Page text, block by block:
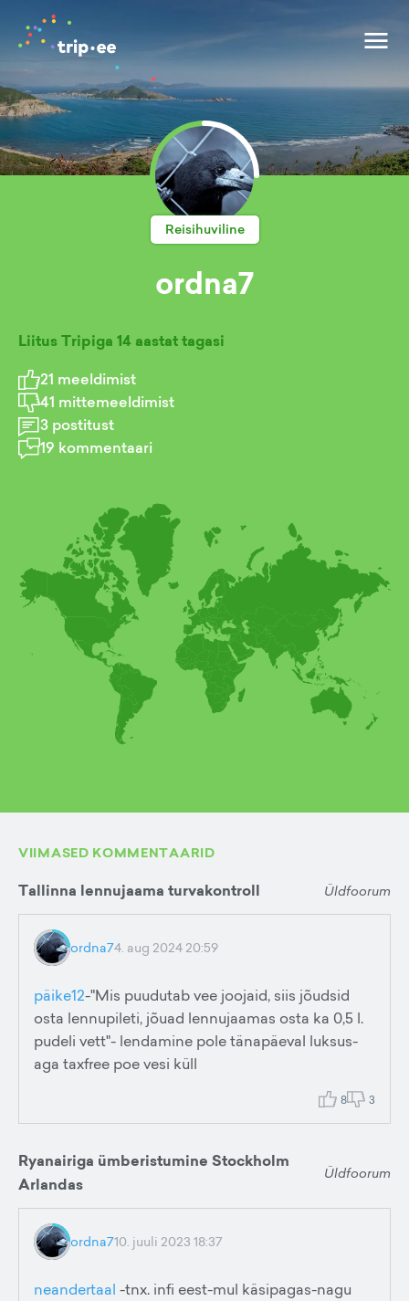
Reisihuviline
ordna7
Liitus Tripiga 14 aastat tagasi
21 meeldimist
41 mittemeeldimist
3 postitust
19 kommentaari
VIIMASED KOMMENTAARID
Tallinna lennujaama turvakontroll Üldfoorum
ordna74. aug 2024 20:59
päike12-"Mis puudutab vee joojaid, siis jõudsid
osta lennupileti, jõuad lennujaamas osta ka 0,5 l.
pudeli vett"- lendamine pole tänapäeval luksus-
aga taxfree poe vesi küll
8 3
Ryanairiga ümberistumine Stockholm
Arlandas
Üldfoorum
ordna710. juuli 2023 18:37
neandertaal -tnx. infi eest-mul käsipagas-nagu